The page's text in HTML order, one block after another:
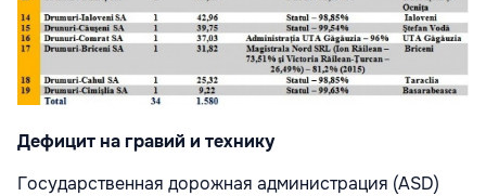
Дефицит на гравий и технику
Государственная дорожная администрация (ASD)